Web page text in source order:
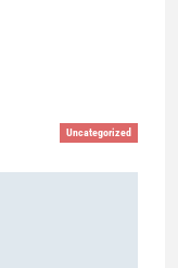
Uncategorized